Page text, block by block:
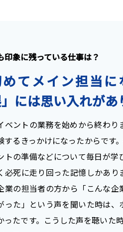
印象に残っている仕事は？
てメイン担当
には思い入れがあ
ベントの業務を始めから終わり
するきっかけになったからです
トの準備などについて毎日が
必死に走り回った記憶しかあ
業の担当者の方から「こんな
った」という声を聞いた時は
ったです。こうした声を聴いた